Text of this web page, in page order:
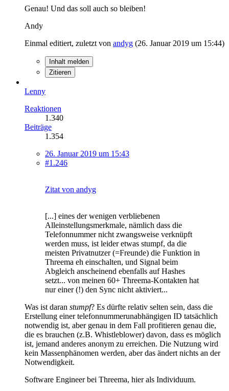
Genau! Und das soll auch so bleiben!
Andy
Einmal editiert, zuletzt von andyg (26. Januar 2019 um 15:44)
Inhalt melden
Zitieren
Lenny
Reaktionen
1.340
Beiträge
1.354
26. Januar 2019 um 15:43
#1.246
Zitat von andyg
[...] eines der wenigen verbliebenen
Alleinstellungsmerkmale, nämlich dass die
Telefonnummer nicht zwangsweise verknüpft
werden muss, ist leider etwas stumpf, da die
meisten Privatnutzer (=Freunde) die Funktion in
Threema eh einschalten, und Signal beim
Abgleich anscheinend ebenfalls auf Hashes
setzt... von meinen 60+ Threema-Kontakten hat
nur einer (!) den Sync nicht aktiviert...
Was ist daran stumpf? Es dürfte relativ selten sein, dass die
Erstellung einer telefonnummerunabhängigen ID tatsächlich
notwendig ist, aber genau in dem Fall profitieren genau die,
die es brauchen (z.B. Whistleblower) davon, dass es möglich
ist, jemand anderes anonym zu erreichen. Die Nutzung wird
kein Massenphänomen werden, aber das ändert nichts an der
Notwendigkeit.
Software Engineer bei Threema, hier als Individuum.